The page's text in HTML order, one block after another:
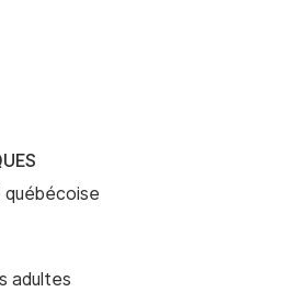
adultes